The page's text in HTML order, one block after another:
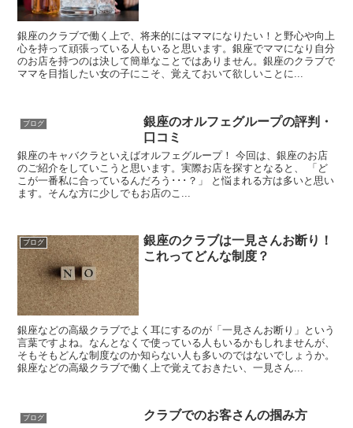
銀座のクラブで働く上で、将来的にはママになりたい！と野心や向上
心を持って頑張っている人もいると思います。銀座でママになり自分
のお店を持つのは決して簡単なことではありません。銀座のクラブで
ママを目指したい女の子にこそ、覚えておいて欲しいことに...
ブログ
銀座のオルフェグループの評判・
口コミ
銀座のキャバクラといえばオルフェグループ！ 今回は、銀座のお店
のご紹介をしていこうと思います。実際お店を探すとなると、 「ど
こが一番私に合っているんだろう･･･？」 と悩まれる方は多いと思い
ます。そんな方に少しでもお店のこ...
ブログ
銀座のクラブは一見さんお断り！
これってどんな制度？
銀座などの高級クラブでよく耳にするのが「一見さんお断り」という
言葉ですよね。なんとなくで使っている人もいるかもしれませんが、
そもそもどんな制度なのか知らない人も多いのではないでしょうか。
銀座などの高級クラブで働く上で覚えておきたい、一見さん...
ブログ クラブでのお客さんの掴み方